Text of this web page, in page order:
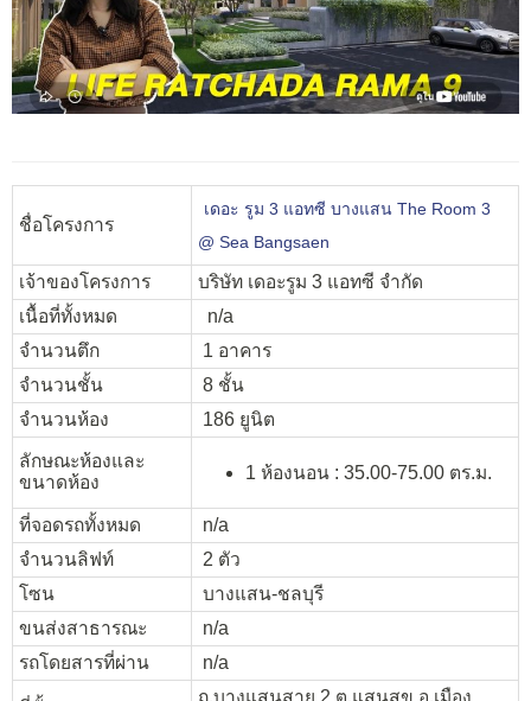
ชื่อโครงการ
เดอะ รูม 3 แอทซี บางแสน The Room 3
@ Sea Bangsaen
เจ้าของโครงการ
บริษัท เดอะรูม 3 แอทซี จำกัด
เนื้อที่ทั้งหมด
n/a
จำนวนตึก
1 อาคาร
จำนวนชั้น
8 ชั้น
จำนวนห้อง
186 ยูนิต
ลักษณะห้องและ
ขนาดห้อง
1 ห้องนอน : 35.00-75.00 ตร.ม.
ที่จอดรถทั้งหมด
n/a
จำนวนลิฟท์
2 ตัว
โซน
บางแสน-ชลบุรี
ขนส่งสาธารณะ
n/a
รถโดยสารที่ผ่าน
n/a
ถ.บางแสนสาย 2 ต.แสนสุข อ.เมือง